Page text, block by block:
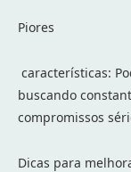
Piores
características:
buscando
compromissos
Dicas para